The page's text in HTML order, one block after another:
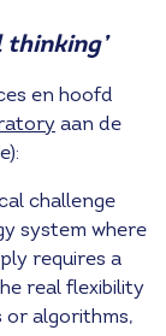
en hoofd
aan de
challenge
system where
requires a
real flexibility
or algorithms,